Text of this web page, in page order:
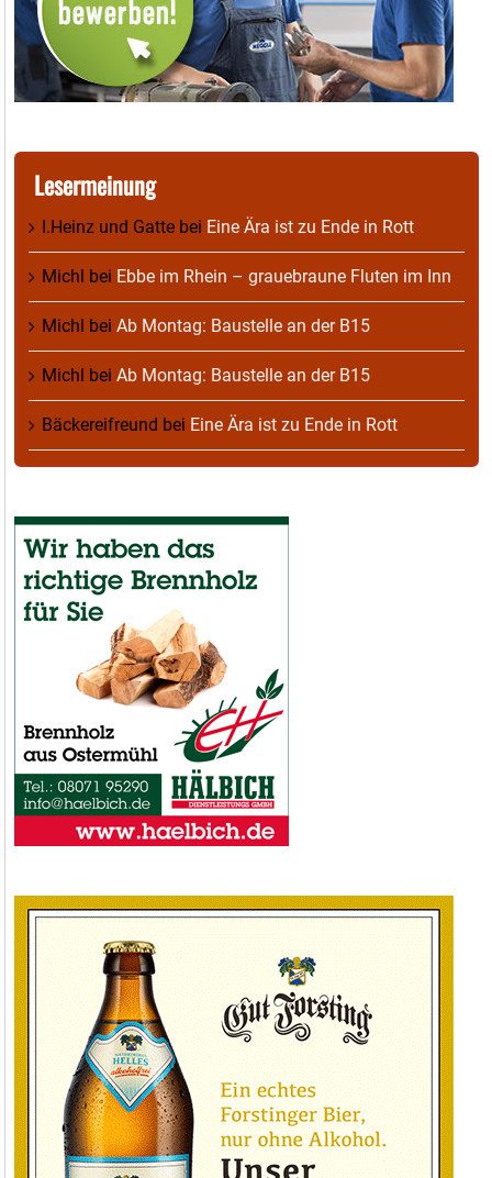
Lesermeinung
I.Heinz und Gatte bei Eine Ära ist zu Ende in Rott
Michl bei Ebbe im Rhein – grauebraune Fluten im Inn
Michl bei Ab Montag: Baustelle an der B15
Michl bei Ab Montag: Baustelle an der B15
Bäckereifreund bei Eine Ära ist zu Ende in Rott